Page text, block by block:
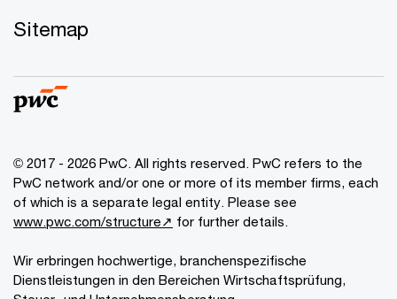
Sitemap
© 2017 - 2026 PwC. All rights reserved. PwC refers to the
PwC network and/or one or more of its member firms, each
of which is a separate legal entity. Please see
www.pwc.com/structure↗ for further details.
Wir erbringen hochwertige, branchenspezifische
Dienstleistungen in den Bereichen Wirtschaftsprüfung,